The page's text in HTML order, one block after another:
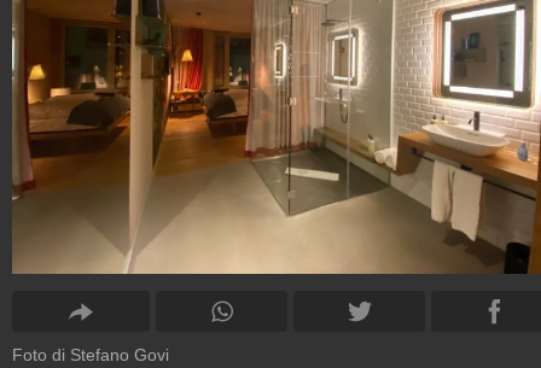
Foto di Stefano Govi